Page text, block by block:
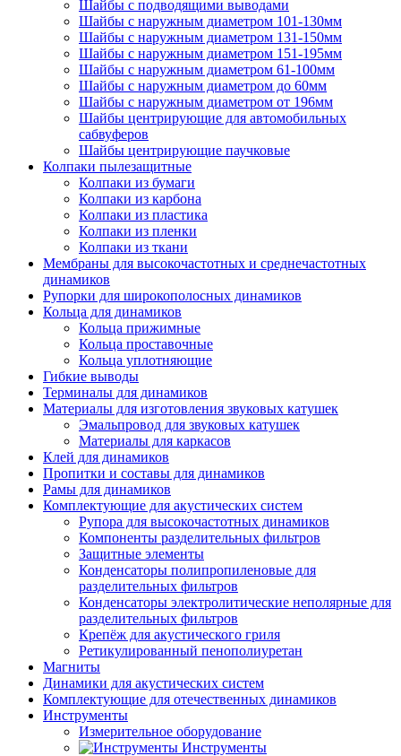
Шайбы с подводящими выводами
Шайбы с наружным диаметром 101-130мм
Шайбы с наружным диаметром 131-150мм
Шайбы с наружным диаметром 151-195мм
Шайбы с наружным диаметром 61-100мм
Шайбы с наружным диаметром до 60мм
Шайбы с наружным диаметром от 196мм
Шайбы центрирующие для автомобильных
сабвуферов
Шайбы центрирующие паучковые
Колпаки пылезащитные
Колпаки из бумаги
Колпаки из карбона
Колпаки из пластика
Колпаки из пленки
Колпаки из ткани
Мембраны для высокочастотных и среднечастотных
динамиков
Рупорки для широкополосных динамиков
Кольца для динамиков
Кольца прижимные
Кольца проставочные
Кольца уплотняющие
Гибкие выводы
Терминалы для динамиков
Материалы для изготовления звуковых катушек
Эмальпровод для звуковых катушек
Материалы для каркасов
Клей для динамиков
Пропитки и составы для динамиков
Рамы для динамиков
Комплектующие для акустических систем
Рупора для высокочастотных динамиков
Компоненты разделительных фильтров
Защитные элементы
Конденсаторы полипропиленовые для
разделительных фильтров
Конденсаторы электролитические неполярные для
разделительных фильтров
Крепёж для акустического гриля
Ретикулированный пенополиуретан
Магниты
Динамики для акустических систем
Комплектующие для отечественных динамиков
Инструменты
Измерительное оборудование
Инструменты